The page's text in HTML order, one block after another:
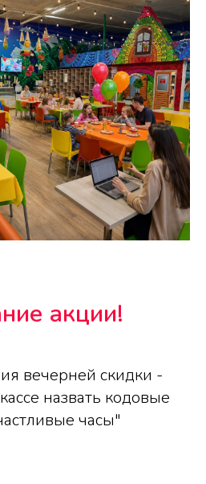
акции!
вечерней скидки -
назвать кодовые
часы"